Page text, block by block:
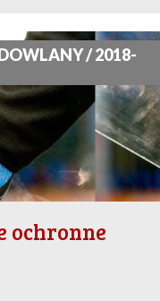
/ 2018-
ochronne